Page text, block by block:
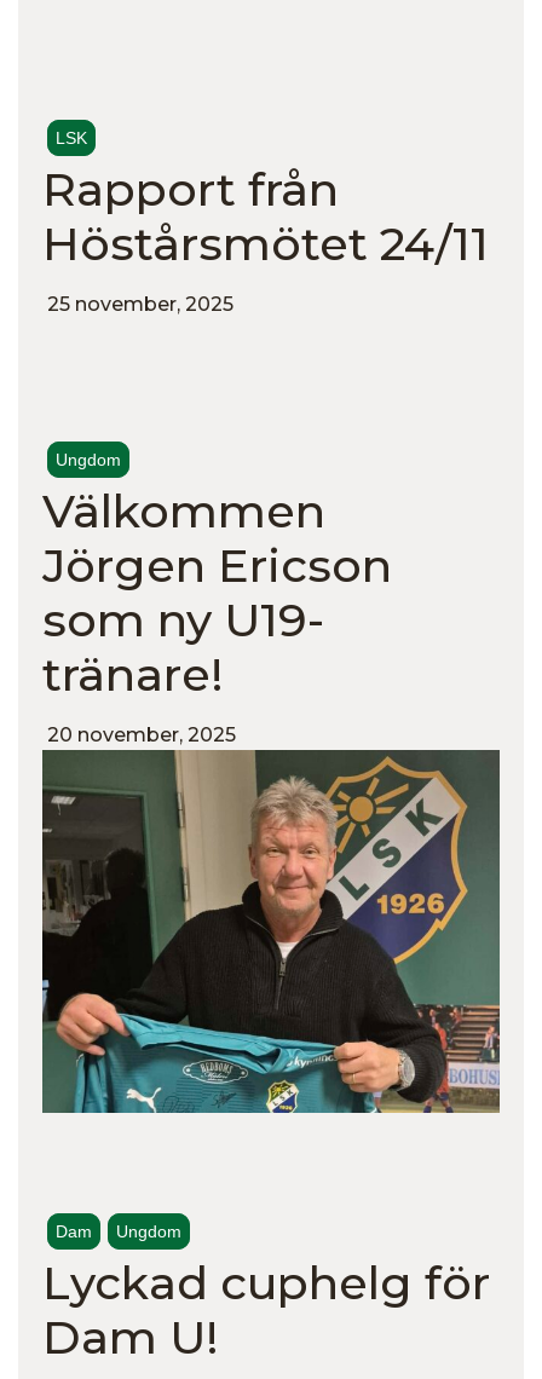
LSK
Rapport från
Höstårsmötet 24/11
25 november, 2025
Ungdom
Välkommen
Jörgen Ericson
som ny U19-
tränare!
20 november, 2025
Dam Ungdom
Lyckad cuphelg för
Dam U!